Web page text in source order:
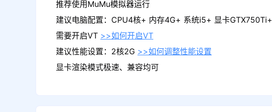
推荐使用MuMu模拟器运行
建议电脑配置：CPU4核+ 内存4G+ 系统i5+ 显卡GTX750Ti+
需要开启VT >>如何开启VT
建议性能设置：2核2G >>如何调整性能设置
显卡渲染模式极速、兼容均可